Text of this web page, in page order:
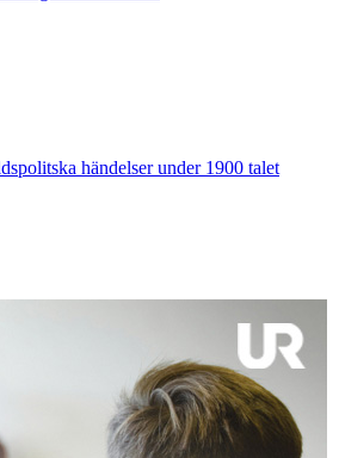
händelser under 1900 talet